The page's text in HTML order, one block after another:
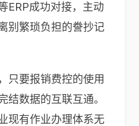
ERP成功对接，主动
别繁琐负担的誊抄记
只要报销费控的使用
结数据的互联互通。
现有作业办理体系无